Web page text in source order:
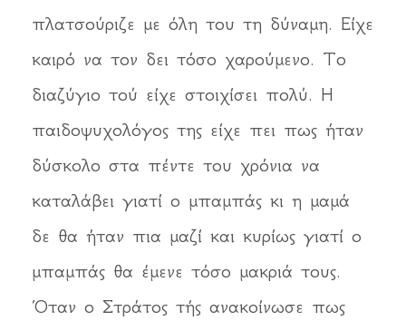
πλατσούριζε με όλη του τη δύναμη. Είχε
καιρό να τον δει τόσο χαρούμενο. Το
διαζύγιο τού είχε στοιχίσει πολύ. Η
παιδοψυχολόγος της είχε πει πως ήταν
δύσκολο στα πέντε του χρόνια να
καταλάβει γιατί ο μπαμπάς κι η μαμά
δε θα ήταν πια μαζί και κυρίως γιατί ο
μπαμπάς θα έμενε τόσο μακριά τους.
Όταν ο Στράτος τής ανακοίνωσε πως